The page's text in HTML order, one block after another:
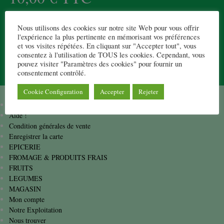
20 en stock
1
Ajouter au panier
Aide !
Condition générales de vente
Enregistrer la carte
EPICERIE
FROMAGE & PRODUITS FRAIS
FRUITS
LEGUMES
MAGASIN
Mon compte
Notre Exploitation
Nous trouver
Nous utilisons des cookies sur notre site Web pour vous offrir
l'expérience la plus pertinente en mémorisant vos préférences
et vos visites répétées. En cliquant sur "Accepter tout", vous
consentez à l'utilisation de TOUS les cookies. Cependant, vous
pouvez visiter "Paramètres des cookies" pour fournir un
consentement contrôlé.
Cookie Configuration Accepter Rejeter